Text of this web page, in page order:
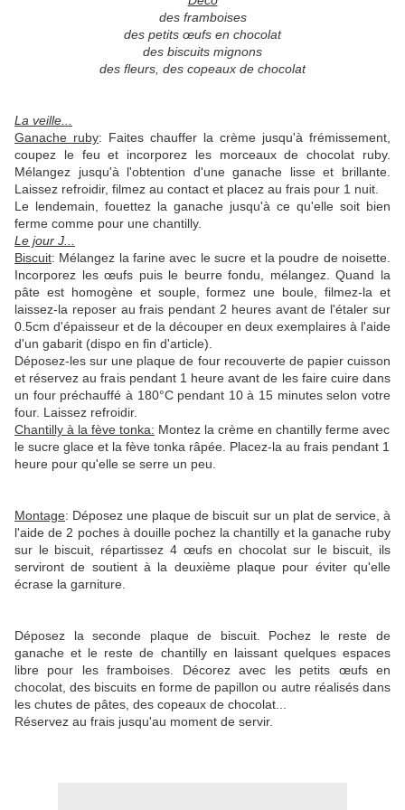
des framboises
des petits œufs en chocolat
des biscuits mignons
des fleurs, des copeaux de chocolat
La veille...
Ganache ruby: Faites chauffer la crème jusqu'à frémissement,
coupez le feu et incorporez les morceaux de chocolat ruby.
Mélangez jusqu'à l'obtention d'une ganache lisse et brillante.
Laissez refroidir, filmez au contact et placez au frais pour 1 nuit.
Le lendemain, fouettez la ganache jusqu'à ce qu'elle soit bien
ferme comme pour une chantilly.
Le jour J...
Biscuit: Mélangez la farine avec le sucre et la poudre de noisette.
Incorporez les œufs puis le beurre fondu, mélangez. Quand la
pâte est homogène et souple, formez une boule, filmez-la et
laissez-la reposer au frais pendant 2 heures avant de l'étaler sur
0.5cm d'épaisseur et de la découper en deux exemplaires à l'aide
d'un gabarit (dispo en fin d'article).
Déposez-les sur une plaque de four recouverte de papier cuisson
et réservez au frais pendant 1 heure avant de les faire cuire dans
un four préchauffé à 180°C pendant 10 à 15 minutes selon votre
four. Laissez refroidir.
Chantilly à la fève tonka: Montez la crème en chantilly ferme avec
le sucre glace et la fève tonka râpée. Placez-la au frais pendant 1
heure pour qu'elle se serre un peu.
Montage: Déposez une plaque de biscuit sur un plat de service, à
l'aide de 2 poches à douille pochez la chantilly et la ganache ruby
sur le biscuit, répartissez 4 œufs en chocolat sur le biscuit, ils
serviront de soutient à la deuxième plaque pour éviter qu'elle
écrase la garniture.
Déposez la seconde plaque de biscuit. Pochez le reste de
ganache et le reste de chantilly en laissant quelques espaces
libre pour les framboises. Décorez avec les petits œufs en
chocolat, des biscuits en forme de papillon ou autre réalisés dans
les chutes de pâtes, des copeaux de chocolat...
Réservez au frais jusqu'au moment de servir.